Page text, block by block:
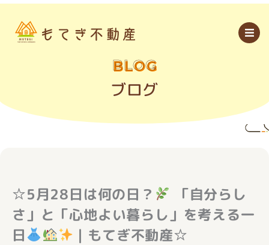
内
BLOG
ブログ
☆5月28日は何の日？
「自分らし
さ」と「心地よい暮らし」を考える一
日
｜もてぎ不動産☆